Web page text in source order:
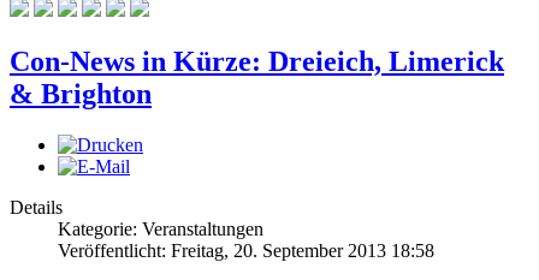
Con-News in Kürze: Dreieich, Limerick
& Brighton
Details
Kategorie: Veranstaltungen
Veröffentlicht: Freitag, 20. September 2013 18:58